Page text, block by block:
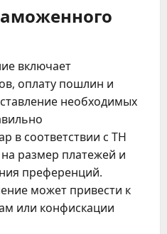
включает
оплату пошлин и
необходимых
в соответствии с ТН
на размер платежей и
преференций.
может привести к
или конфискации